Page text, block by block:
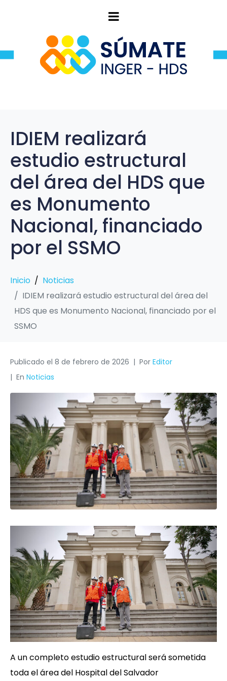
IDIEM realizará
estudio estructural
del área del HDS que
es Monumento
Nacional, financiado
por el SSMO
Inicio
Noticias
IDIEM realizará estudio estructural del área del
HDS que es Monumento Nacional, financiado por el
SSMO
Publicado el 8 de febrero de 2026 Por Editor
En Noticias
A un completo estudio estructural será sometida
toda el área del Hospital del Salvador